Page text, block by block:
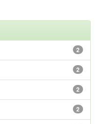
2
2
2
2